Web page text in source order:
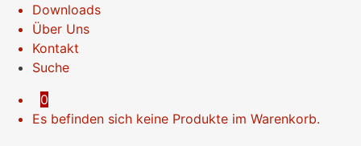
Downloads
Über Uns
Kontakt
Suche
0
Es befinden sich keine Produkte im Warenkorb.